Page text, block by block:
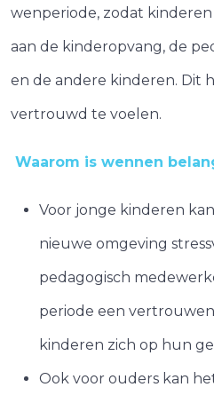
wenperiode, zodat
aan de kinderopvang, de
en de andere kinderen. Dit
vertrouwd te voelen.
Waarom is wennen
Voor jonge kinderen
nieuwe omgeving
pedagogisch
periode een
kinderen zich op hun
Ook voor ouders kan